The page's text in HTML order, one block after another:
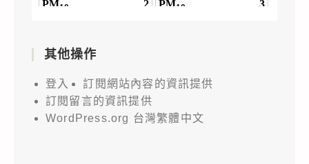
其他操作
登入
訂閱網站內容的資訊提供
訂閱留言的資訊提供
WordPress.org 台灣繁體中文